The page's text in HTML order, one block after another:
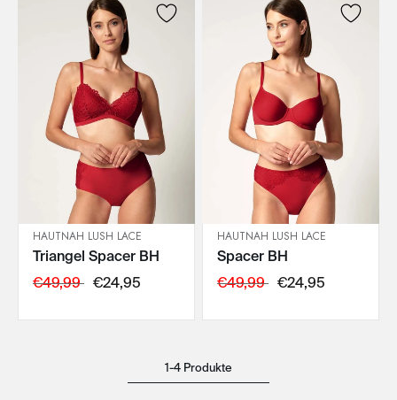
IN DEN WARENKORB
HAUTNAH LUSH LACE
Triangel Spacer BH
€49,99 €24,95
IN DEN WARENKORB
HAUTNAH LUSH LACE
Spacer BH
€49,99 €24,95
1-4 Produkte